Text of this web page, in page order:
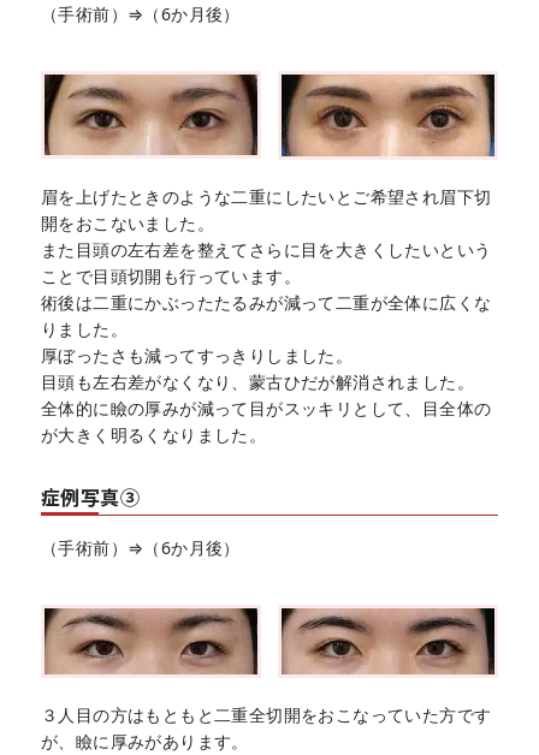
（手術前）⇒（6か月後）
眉を上げたときのような二重にしたいとご希望され眉下切
開をおこないました。
また目頭の左右差を整えてさらに目を大きくしたいという
ことで目頭切開も行っています。
術後は二重にかぶったたるみが減って二重が全体に広くな
りました。
厚ぼったさも減ってすっきりしました。
目頭も左右差がなくなり、蒙古ひだが解消されました。
全体的に瞼の厚みが減って目がスッキリとして、目全体の
が大きく明るくなりました。
症例写真③
（手術前）⇒（6か月後）
３人目の方はもともと二重全切開をおこなっていた方です
が、瞼に厚みがあります。